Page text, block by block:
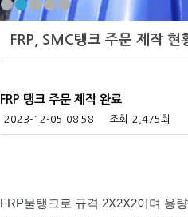
FRP, SMC탱크 주문 제작 현
FRP 탱크 주문 제작 완료
2023-12-05 08:58 조회 2,475회
FRP물탱크로 규격 2X2X2이며 용